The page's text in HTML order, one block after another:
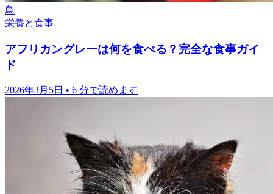
鳥
栄養と食事
アフリカングレーは何を食べる？完全な食事ガイ
ド
2026年3月5日 • 6 分で読めます